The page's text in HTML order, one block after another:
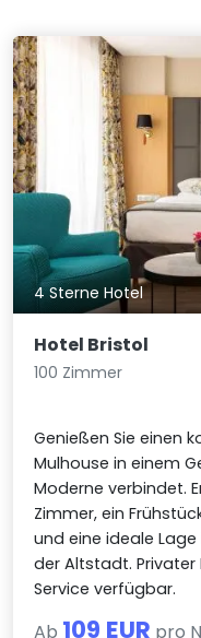
4 Sterne Hotel
Hotel Bristol
100 Zimmer
Genießen Sie einen
Mulhouse in einem
Moderne verbindet.
Zimmer, ein
und eine ideale
der Altstadt.
Service verfügbar.
Ab 109 EUR pro